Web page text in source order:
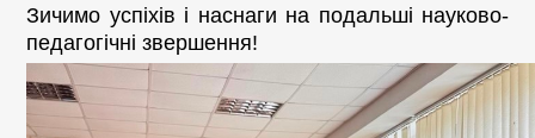
Зичимо успіхів і наснаги на подальші науково-
педагогічні звершення!